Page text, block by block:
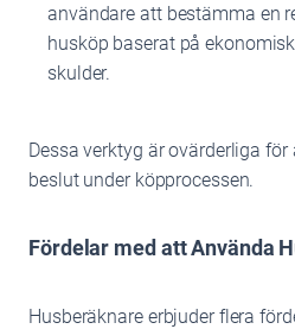
användare att bestämma en
husköp baserat på
skulder.
Dessa verktyg är ovärderliga
beslut under köpprocessen.
Fördelar med att Använda
Husberäknare erbjuder flera